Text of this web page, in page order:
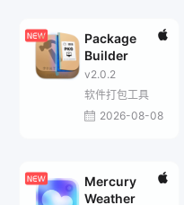
Package
Builder
v2.0.2
软件打包工具
2026-08-08
Mercury
Weather